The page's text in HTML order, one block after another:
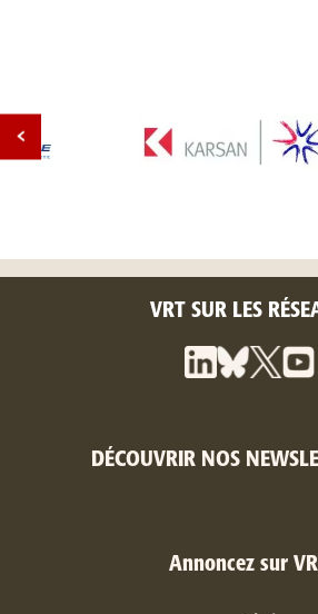
VRT SUR LES
DÉCOUVRIR NOS
Annoncez sur